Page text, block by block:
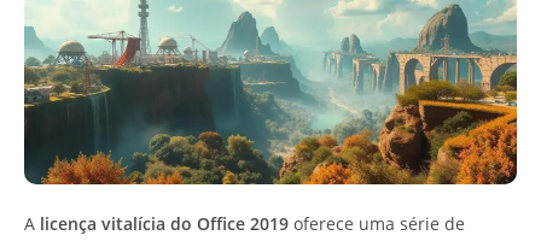
A licença vitalícia do Office 2019 oferece uma série de